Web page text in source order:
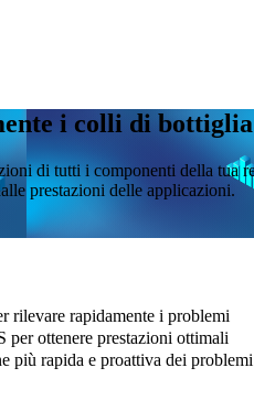
i colli di
di tutti i componenti della tua
prestazioni delle applicazioni.
rilevare rapidamente i problemi
per ottenere prestazioni ottimali
più rapida e proattiva dei problemi